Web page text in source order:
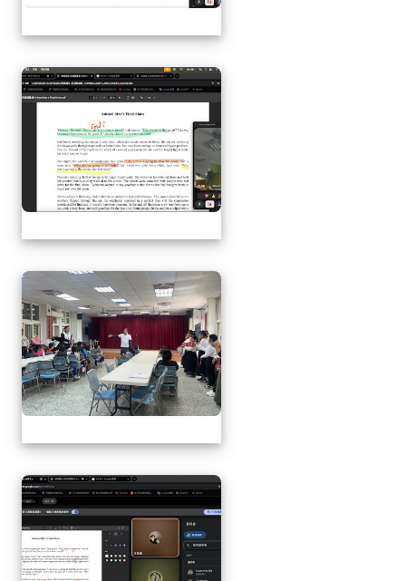
1141217萬榮鄉英語文
1141217萬榮鄉英語文
1141217萬榮鄉英語文